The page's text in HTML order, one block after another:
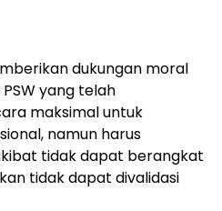
dukungan moral
yang telah
maksimal untuk
namun harus
tidak dapat berangkat
tidak dapat divalidasi